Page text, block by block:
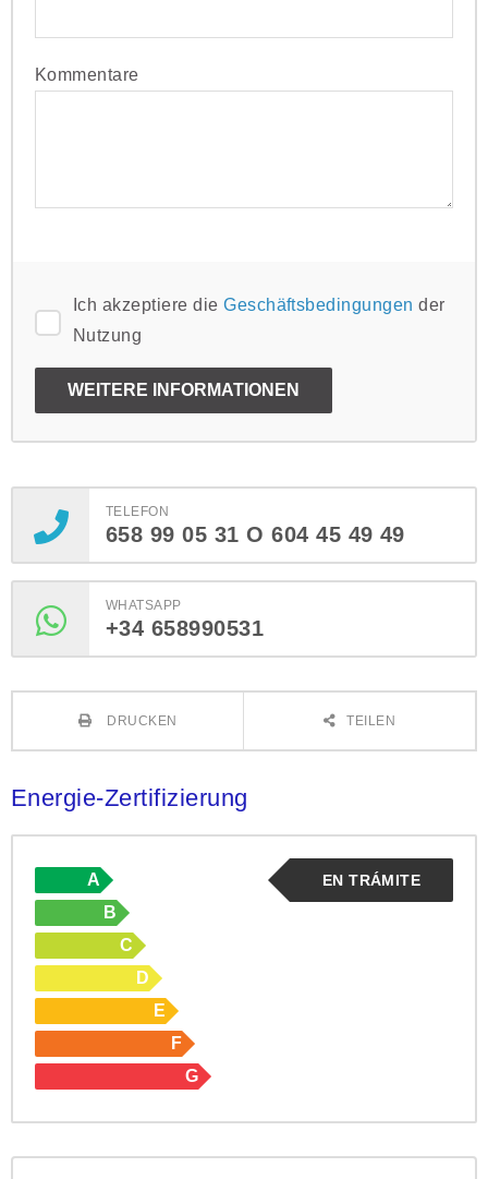
Kommentare
Ich akzeptiere dieGeschäftsbedingungen der
Nutzung
TELEFON
658 99 05 31 O 604 45 49 49
WHATSAPP
+34 658990531
DRUCKEN TEILEN
Energie-Zertifizierung
EN TRÁMITE
A
B
C
D
E
F
G